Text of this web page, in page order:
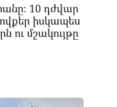
10 դժվար
իսկապես
ու մշակույթը